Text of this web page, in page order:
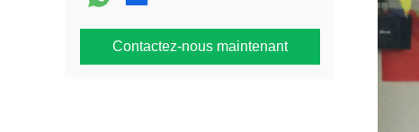
Contactez-nous maintenant